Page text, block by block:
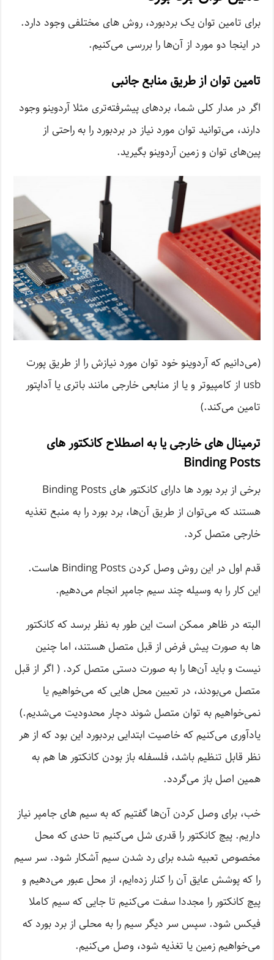
برای تامین توان یک برد‌بورد، روش های مختلفی وجود دارد.
در اینجا دو مورد از آن‌ها را بررسی می‌کنیم.
تامین توان از طریق منابع جانبی
اگر در مدار کلی شما، برد‌های پیشرفته‌تری مثلا آردوینو وجود
دارند، می‌توانید توان مورد نیاز در برد‌بورد را به راحتی از
پین‌های توان و زمین آردوینو بگیرید.
(می‌دانیم که آردوینو خود توان مورد نیازش را از طریق پورت
usb از کامپیوتر و یا از منابعی خارجی مانند باتری یا آداپتور
تامین می‌کند.)
ترمینال های خارجی یا به اصطلاح کانکتور های
Binding Posts
برخی از برد بورد ها دارای کانکتور های Binding Posts
هستند که می‌توان از طریق آن‌ها، برد بورد را به منبع تغذیه
خارجی متصل کرد.
قدم اول در این روش وصل کردن Binding Posts هاست.
این کار را به وسیله چند سیم جامپر انجام می‌دهیم.
البته در ظاهر ممکن است این طور به نظر برسد که کانکتور
ها به صورت پیش فرض از قبل متصل هستند، اما چنین
نیست و باید آن‌ها را به صورت دستی متصل کرد. ( اگر از قبل
متصل می‌بودند، در تعیین محل هایی که می‌خواهیم یا
نمی‌خواهیم به توان متصل شوند دچار محدودیت می‌شدیم.)
یادآوری می‌کنیم که خاصیت ابتدایی برد‌بورد این بود که از هر
نظر قابل تنظیم باشد، فلسفله باز بودن کانکتور ها هم به
همین اصل باز می‌گردد.
خب، برای وصل کردن آن‌ها گفتیم که به سیم های جامپر نیاز
داریم. پیچ کانکتور را قدری شل می‌کنیم تا حدی که محل
مخصوص تعبیه شده برای رد شدن سیم آشکار شود. سر سیم
را که پوشش عایق آن را کنار زده‌ایم، از محل عبور می‌دهیم و
پیچ کانکتور را مجددا سفت می‌کنیم تا جایی که سیم کاملا
فیکس شود. سپس سر دیگر سیم را به محلی از برد بورد که
می‌خواهیم زمین یا تغذیه شود، وصل می‌کنیم.